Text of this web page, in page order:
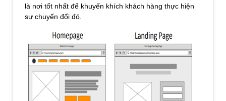
là nơi tốt nhất để khuyến khích khách hàng thực hiện
sự chuyển đổi đó.